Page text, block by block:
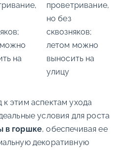
на
проветривание,
но без
сквозняков;
летом можно
выносить на
улицу
этим аспектам ухода
условия для роста
в горшке, обеспечивая ее
декоративную